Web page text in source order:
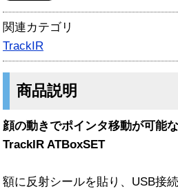
関連カテゴリ
TrackIR
商品説明
顔の動きでポインタ移動が可
TrackIR ATBoxSET
額に反射シールを貼り、USB接